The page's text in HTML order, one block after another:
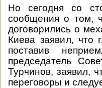
Но сегодня со
сообщения о том,
договорились о
Киева заявил, что
поставив
председатель
Турчинов, заявил,
переговоры и